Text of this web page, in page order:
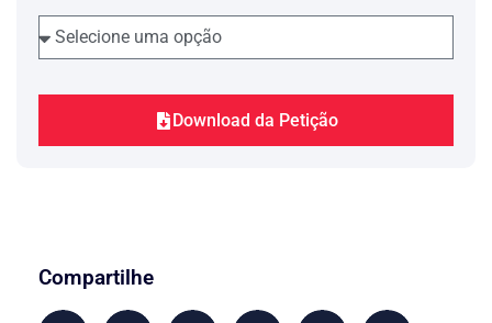
O presente recurso está fulcrado em
acórdão da ………………… ………..,
amparando-se em ………………..
(mencionar a jurisprudência).
ser dado por esse Augusta Corte, porque
esta é de inteira JUSTIÇA!
Download da Petição
Compartilhe